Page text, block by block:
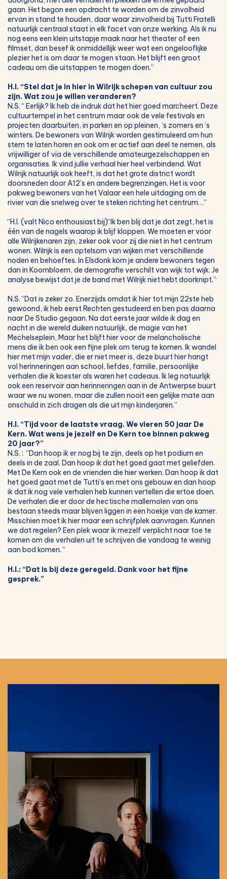
gaan. Het begon een opdracht te worden om de zinvolheid
ervan in stand te houden, daar waar zinvolheid bij Tutti Fratelli
natuurlijk centraal staat in elk facet van onze werking. Als ik nu
nog eens een klein uitstapje maak naar het theater of een
filmset, dan besef ik onmiddellijk weer wat een ongelooflijke
plezier het is om daar te mogen staan. Het blijft een groot
cadeau om die uitstappen te mogen doen.”
H.I. “Stel dat je in hier in Wilrijk schepen van cultuur zou
zijn. Wat zou je willen veranderen?
N.S. “ Eerlijk? Ik heb de indruk dat het hier goed marcheert. Deze
cultuurtempel in het centrum maar ook de vele festivals en
projecten daarbuiten, in parken en op pleinen, ‘s zomers en ’s
winters. De bewoners van Wilrijk worden gestimuleerd om hun
stem te laten horen en ook om er actief aan deel te nemen, als
vrijwilliger of via de verschillende amateurgezelschappen en
organisaties. Ik vind jullie verhaal hier heel verbindend. Wat
Wilrijk natuurlijk ook heeft, is dat het grote district wordt
doorsneden door A12’s en andere begrenzingen. Het is voor
pakweg bewoners van het Valaar een hele uitdaging om de
rivier van die snelweg over te steken richting het centrum…”
“H.I. (valt Nico enthousiast bij)“Ik ben blij dat je dat zegt, het is
één van de nagels waarop ik blijf kloppen. We moeten er voor
alle Wilrijkenaren zijn, zeker ook voor zij die niet in het centrum
wonen. Wilrijk is een optelsom van wijken met verschillende
noden en behoeftes. In Elsdonk kom je andere bewoners tegen
dan in Koornbloem, de demografie verschilt van wijk tot wijk. Je
analyse bewijst dat je de band met Wilrijk niet hebt doorknipt.”
N.S. “Dat is zeker zo. Enerzijds omdat ik hier tot mijn 22ste heb
gewoond, ik heb eerst Rechten gestudeerd en ben pas daarna
naar De Studio gegaan. Na dat eerste jaar wilde ik dag en
nacht in die wereld duiken natuurlijk, de magie van het
Mechelseplein, Maar het blijft hier voor de melancholische
mens die ik ben ook een fijne plek om terug te komen. Ik wandel
hier met mijn vader, die er niet meer is, deze buurt hier hangt
vol herinneringen aan school, liefdes, familie, persoonlijke
verhalen die ik koester als waren het cadeaus. Ik leg natuurlijk
ook een reservoir aan herinneringen aan in de Antwerpse buurt
waar we nu wonen, maar die zullen nooit een gelijke mate aan
onschuld in zich dragen als die uit mijn kinderjaren.”
H.I. “Tijd voor de laatste vraag. We vieren 50 jaar De
Kern. Wat wens je jezelf en De Kern toe binnen pakweg
20 jaar?”
N.S. : “Dan hoop ik er nog bij te zijn, deels op het podium en
deels in de zaal. Dan hoop ik dat het goed gaat met geliefden.
Met De Kern ook en de vrienden die hier werken. Dan hoop ik dat
het goed gaat met de Tutti’s en met ons gebouw en dan hoop
ik dat ik nog vele verhalen heb kunnen vertellen die ertoe doen.
De verhalen die er door de hectische mallemolen van ons
bestaan steeds maar blijven liggen in een hoekje van de kamer.
Misschien moet ik hier maar een schrijfplek aanvragen. Kunnen
we dat regelen? Een plek waar ik mezelf verplicht naar toe te
komen om die verhalen uit te schrijven die vandaag te weinig
aan bod komen. “
H.I.: “Dat is bij deze geregeld. Dank voor het fijne
gesprek.”